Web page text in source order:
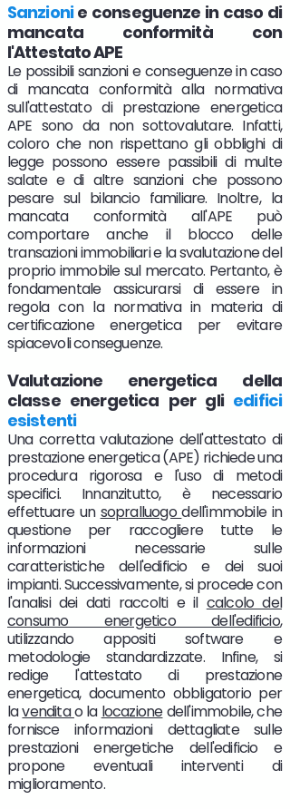
Sanzionie conseguenze in caso di
mancata conformità con
l'Attestato APE
Le possibili sanzioni e conseguenze in caso
di mancata conformità alla normativa
sull'attestato di prestazione energetica
APE sono da non sottovalutare. Infatti,
coloro che non rispettano gli obblighi di
legge possono essere passibili di multe
salate e di altre sanzioni che possono
pesare sul bilancio familiare. Inoltre, la
mancata conformità all'APE può
comportare anche il blocco delle
transazioni immobiliari e la svalutazione del
proprio immobile sul mercato. Pertanto, è
fondamentale assicurarsi di essere in
regola con la normativa in materia di
certificazione energetica per evitare
spiacevoli conseguenze.
Valutazione energetica della
classe energetica per gli edifici
esistenti
Una corretta valutazione dell'attestato di
prestazione energetica (APE) richiede una
procedura rigorosa e l'uso di metodi
specifici. Innanzitutto, è necessario
effettuare un sopralluogodell'immobile in
questione per raccogliere tutte le
informazioni necessarie sulle
caratteristiche dell'edificio e dei suoi
impianti. Successivamente, si procede con
l'analisi dei dati raccolti e il calcolo del
consumo energetico dell'edificio,
utilizzando appositi software e
metodologie standardizzate. Infine, si
redige l'attestato di prestazione
energetica, documento obbligatorio per
lavenditao la locazionedell'immobile, che
fornisce informazioni dettagliate sulle
prestazioni energetiche dell'edificio e
propone eventuali interventi di
miglioramento.